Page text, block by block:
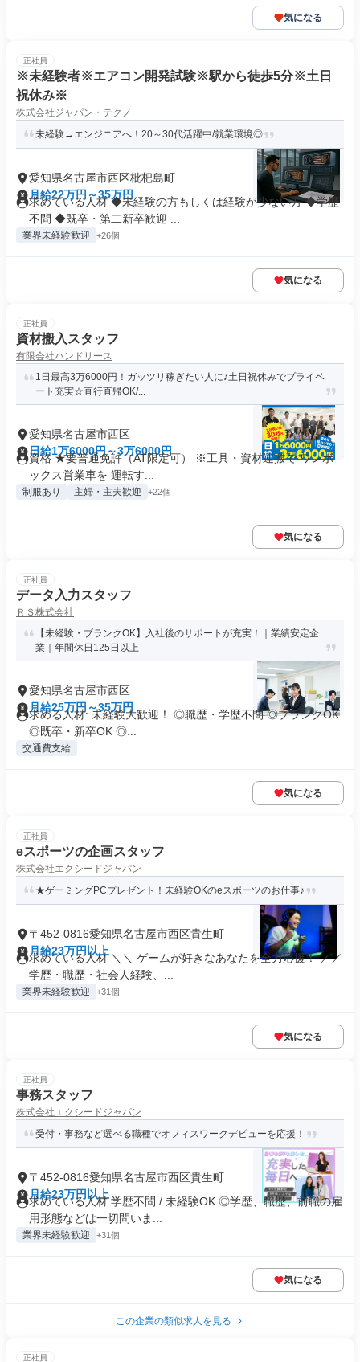
気になる
正社員
※未経験者※エアコン開発試験※駅から徒歩5分※土日
祝休み※
株式会社ジャパン・テクノ
未経験→エンジニアへ！20～30代活躍中/就業環境◎
愛知県名古屋市西区枇杷島町
月給22万円～35万円
求めている人材 ◆未経験の方もしくは経験が少ない方 ◆学歴
不問 ◆既卒・第二新卒歓迎 ...
業界未経験歓迎 +26個
気になる
正社員
資材搬入スタッフ
有限会社ハンドリース
1日最高3万6000円！ガッツリ稼ぎたい人に♪土日祝休みでプライベ
ート充実☆直行直帰OK/...
愛知県名古屋市西区
日給1万6000円～3万6000円
資格 ★要普通免許（AT限定可） ※工具・資材運搬で ワンボ
ックス営業車を 運転す...
制服あり 主婦・主夫歓迎 +22個
気になる
正社員
データ入力スタッフ
ＲＳ株式会社
【未経験・ブランクOK】入社後のサポートが充実！｜業績安定企
業｜年間休日125日以上
愛知県名古屋市西区
月給25万円～35万円
求める人材: 未経験大歓迎！ ◎職歴・学歴不問 ◎ブランクOK
◎既卒・新卒OK ◎...
交通費支給
気になる
正社員
eスポーツの企画スタッフ
株式会社エクシードジャパン
★ゲーミングPCプレゼント！未経験OKのeスポーツのお仕事♪
〒452-0816愛知県名古屋市西区貴生町
月給23万円以上
求めている人材 ＼＼ ゲームが好きなあなたを全力応援！ ／／
学歴・職歴・社会人経験、...
業界未経験歓迎 +31個
気になる
正社員
事務スタッフ
株式会社エクシードジャパン
受付・事務など選べる職種でオフィスワークデビューを応援！
〒452-0816愛知県名古屋市西区貴生町
月給23万円以上
求めている人材 学歴不問 / 未経験OK ◎学歴、職歴、前職の雇
用形態などは一切問いま...
業界未経験歓迎 +31個
気になる
この企業の類似求人を見る
正社員